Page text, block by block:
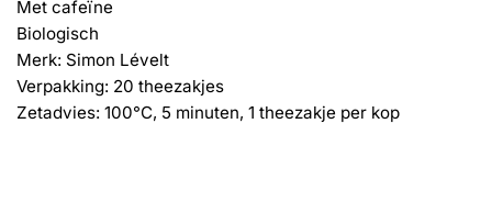
Met cafeïne
Biologisch
Merk: Simon Lévelt
Verpakking: 20 theezakjes
Zetadvies: 100°C, 5 minuten, 1 theezakje per kop